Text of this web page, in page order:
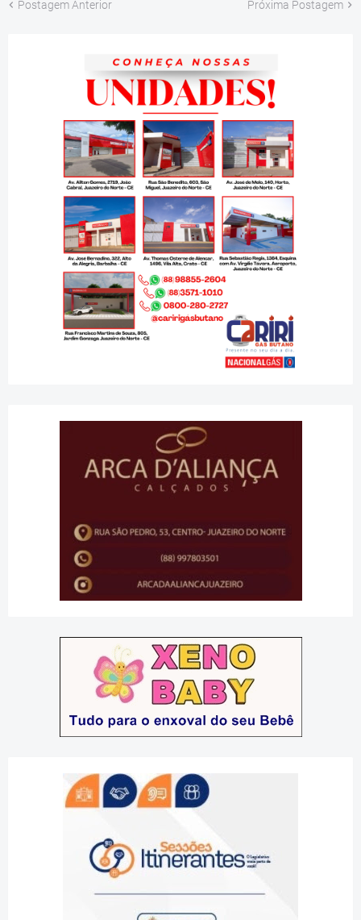
Postagem Anterior Próxima Postagem